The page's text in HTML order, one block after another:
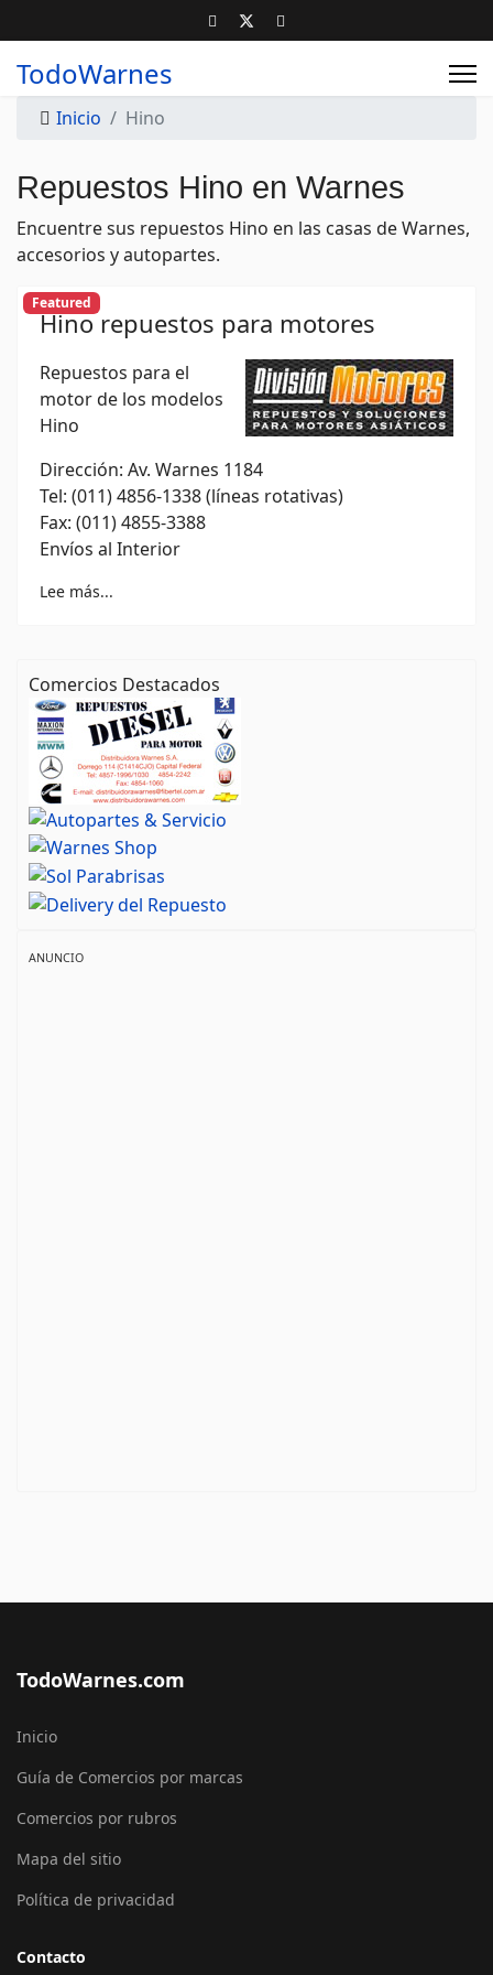
TodoWarnes
Inicio Hino
Repuestos Hino en Warnes
Encuentre sus repuestos Hino en las casas de Warnes,
accesorios y autopartes.
Featured
Hino repuestos para motores
Repuestos para el
motor de los modelos
Hino
Dirección: Av. Warnes 1184
Tel: (011) 4856-1338 (líneas rotativas)
Fax: (011) 4855-3388
Envíos al Interior
Lee más...
Comercios Destacados
ANUNCIO
TodoWarnes.com
Inicio
Guía de Comercios por marcas
Comercios por rubros
Mapa del sitio
Política de privacidad
Contacto